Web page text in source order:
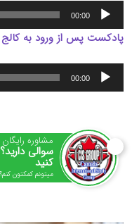
پخش‌کننده
صوت
00:00
پادکست پس از ورود به
پخش‌کننده
صوت
00:00
مشاوره
سوالی
کنید
میتونم کمکتون کنم؟